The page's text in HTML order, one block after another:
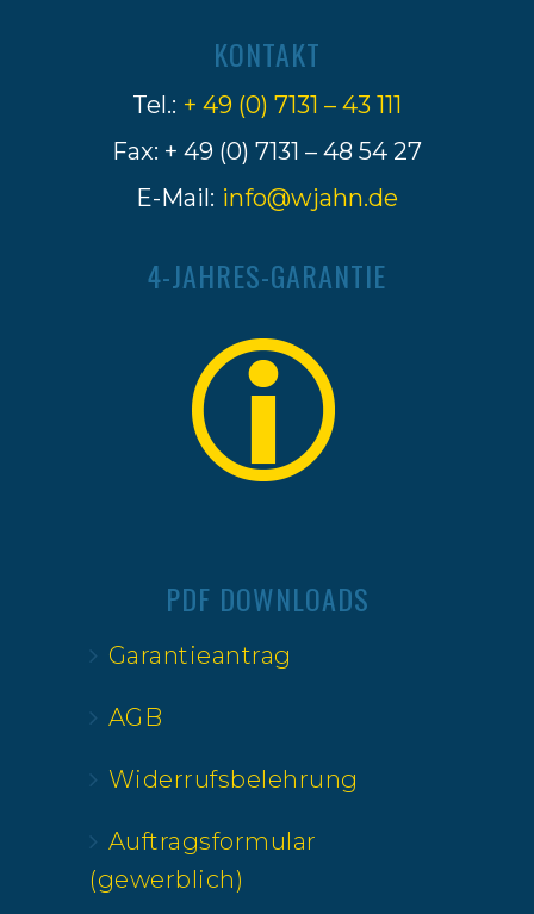
KONTAKT
Tel.: + 49 (0) 7131 – 43 111
Fax: + 49 (0) 7131 – 48 54 27
E-Mail: info@wjahn.de
4-JAHRES-GARANTIE
PDF DOWNLOADS
Garantieantrag
AGB
Widerrufsbelehrung
Auftragsformular
(gewerblich)